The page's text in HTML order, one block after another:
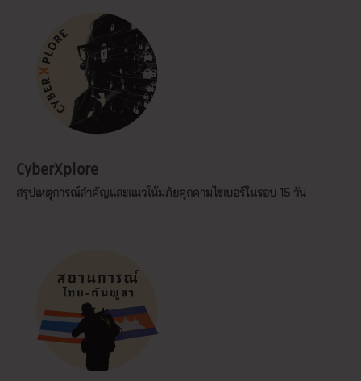
CyberXplore
สรุปเหตุการณ์สำคัญและแนวโน้มภัยคุกคามไซเบอร์ในรอบ 15 วัน